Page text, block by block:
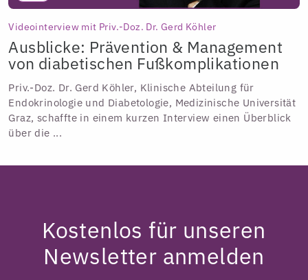
Videointerview mit Priv.-Doz. Dr. Gerd Köhler
Ausblicke: Prävention & Management
von diabetischen Fußkomplikationen
Priv.-Doz. Dr. Gerd Köhler, Klinische Abteilung für
Endokrinologie und Diabetologie, Medizinische Universität
Graz, schaffte in einem kurzen Interview einen Überblick
über die ...
Kostenlos für unseren
Newsletter anmelden